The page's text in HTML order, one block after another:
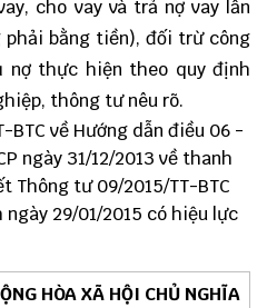
cho vay và trả nợ vay lẫn
phải bằng tiền), đối trừ công
nợ thực hiện theo quy định
thông tư nêu rõ.
BTC về Hướng dẫn điều 06 -
ngày 31/12/2013 về thanh
Thông tư 09/2015/TT-BTC
29/01/2015 có hiệu lực
HÒA XÃ HỘI CHỦ NGHĨA